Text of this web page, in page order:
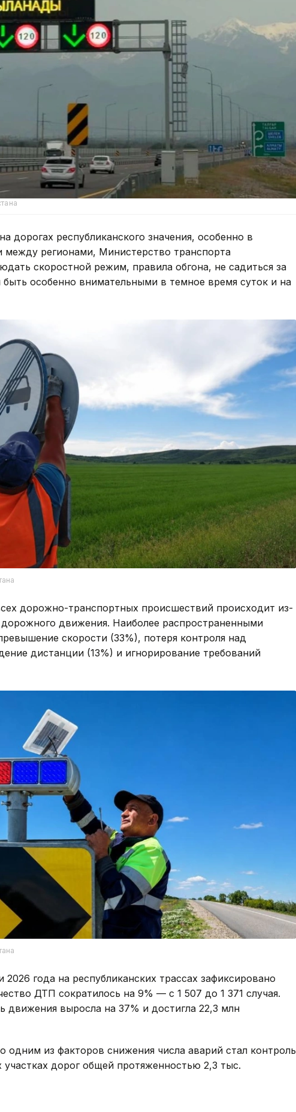
дорогах республиканского значения, особенно в
между регионами, Министерство транспорта
скоростной режим, правила обгона, не садиться за
быть особенно внимательными в темное время суток и на
дорожно-транспортных происшествий происходит из-
движения. Наиболее распространенными
скорости (33%), потеря контроля над
дистанции (13%) и игнорирование требований
года на республиканских трассах зафиксировано
ДТП сократилось на 9% — с 1 507 до 1 371 случая.
движения выросла на 37% и достигла 22,3 млн
одним из факторов снижения числа аварий стал контроль
дорог общей протяженностью 2,3 тыс.